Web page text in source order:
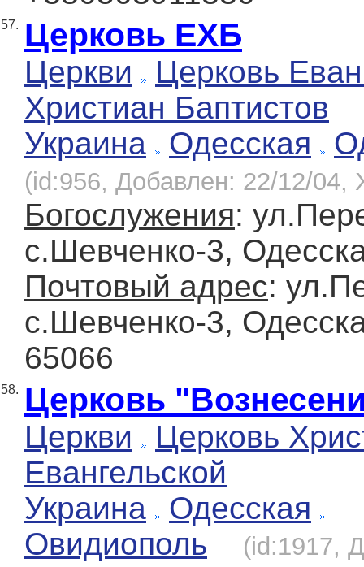
57. Церковь ЕХБ
Церкви
Церковь
Христиан Баптистов
Украина
Одесская
(id:956, Добавлен: 22/12/04,
Богослужения:
с.Шевченко-3,
Почтовый адрес:
с.Шевченко-3,
65066
58. Церковь
Церкви
Церковь
Евангельской
Украина
Одесская
Овидиополь
(id:1917,